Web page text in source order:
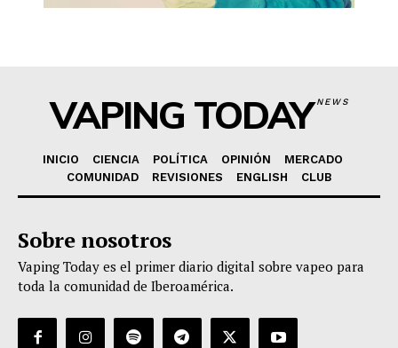
VAPING TODAYNEWS
INICIO CIENCIA POLÍTICA OPINIÓN
MERCADO
COMUNIDAD
REVISIONES ENGLISH CLUB
Sobre nosotros
Vaping Today es el primer diario digital sobre vapeo para
toda la comunidad de Iberoamérica.